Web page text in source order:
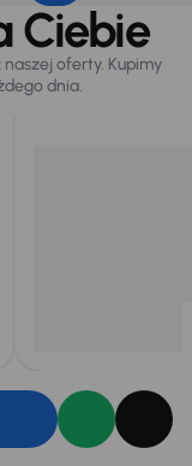
Ciebie
naszej oferty. Kupimy
dnia.